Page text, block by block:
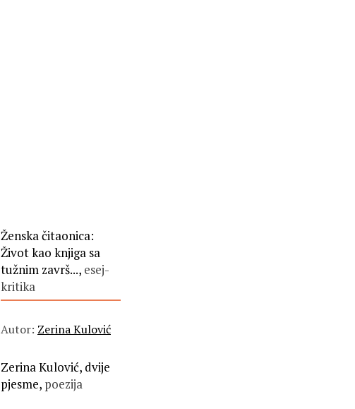
Ženska čitaonica:
Život kao knjiga sa
tužnim završ..., esej-
kritika
Autor: Zerina Kulović
Zerina Kulović, dvije
pjesme, poezija